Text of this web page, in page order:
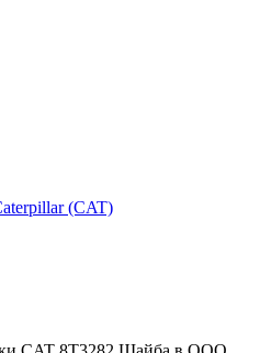
(CAT)